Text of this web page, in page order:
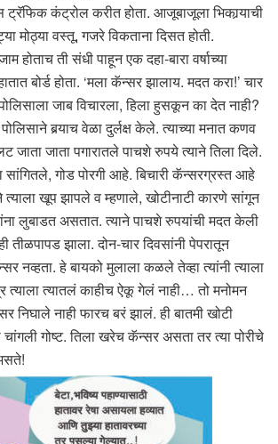
ट्रॅफिक कंट्रोल करीत होता. आजूबाजूला भिकार्‍याची
मोठ्या वस्तू, गजरे विकताना दिसत होती.
होताच ती संधी पाहून एक दहा-बारा वर्षाच्या
हातात बोर्ड होता. ‘मला कॅन्सर झालाय. मदत करा!’ चार
जाब विचारला, हिला हुसकून का देत नाही?
बर्‍याच वेळा दुर्लक्ष केले. त्याच्या मनात कणव
जाता जाता पगारातले पाचशे रुपये त्याने तिला दिले.
सांगितले, गोड पोरगी आहे. बिचारी कॅन्सरग्रस्त आहे
खूप झापले व म्हणाले, खोटीनाटी कारणे सांगून
लुबाडत असतात. त्याने पाचशे रुपयांची मदत केली
तीळपापड झाला. दोन-चार दिवसांनी पेपरातून
नव्हता. हे बायको मुलाला कळले तेव्हा त्यांनी त्याला
त्याला त्यातलं काहीच ऐकू गेलं नाही… तो मनोमन
निघाले नाही फारच बरं झालं. ही बातमी खोटी
गोष्ट. तिला खरेच कॅन्सर असता तर त्या पोरीचे